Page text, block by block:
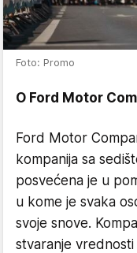
Foto: Promo
O Ford Motor
Ford Motor
kompanija sa
posvećena je u
u kome je svaka
svoje snove.
stvaranje